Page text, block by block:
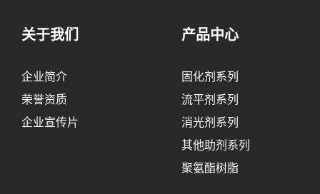
关于我们
企业简介
荣誉资质
企业宣传片
产品中心
固化剂系列
流平剂系列
消光剂系列
其他助剂系列
聚氨酯树脂